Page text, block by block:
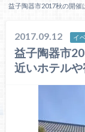
益子陶器市2017秋の開催
2017.09.12 イ
益子陶器市
近いホテルや